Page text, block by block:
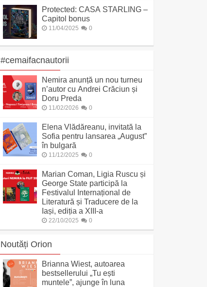
Protected: CASA STARLING –
Capitol bonus
11/04/2025 0
#cemaifacnautorii
Nemira anunță un nou turneu
n’autor cu Andrei Crăciun și
Doru Preda
11/02/2026 0
Elena Vlădăreanu, invitată la
Sofia pentru lansarea „August”
în bulgară
11/12/2025 0
Marian Coman, Ligia Ruscu și
George State participă la
Festivalul Internațional de
Literatură și Traducere de la
Iași, ediția a XIII-a
22/10/2025 0
Noutăți Orion
Brianna Wiest, autoarea
bestsellerului „Tu ești
muntele”, ajunge în luna